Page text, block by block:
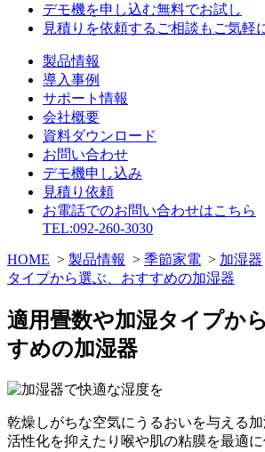
デモ機を申し込む無料でお試し
見積りを依頼する ご相談もご気軽
製品情報
導入事例
サポート情報
会社概要
資料ダウンロード
お問い合わせ
デモ機申し込み
見積り依頼
お電話でのお問い合わせはこちら
TEL:092-260-3030
HOME > 製品情報 > 季節家電 > 加湿器
タイプから選ぶ、おすすめの加湿器
適用畳数や加湿タイプか
すめの加湿器
乾燥しがちな空気にうるおいを与える
活性化を抑えたり喉や肌の粘膜を最適